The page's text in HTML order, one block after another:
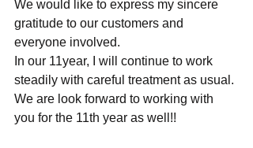
We would like to express my sincere
gratitude to our customers and
everyone involved.
In our 11year, I will continue to work
steadily with careful treatment as usual.
We are look forward to working with
you for the 11th year as well!!